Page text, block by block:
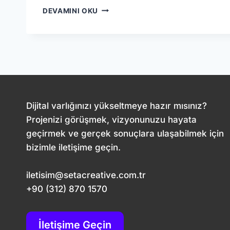
DEVAMINI OKU SOSYAL
Dijital varlığınızı yükseltmeye hazır mısınız?
Projenizi görüşmek, vizyonunuzu hayata
geçirmek ve gerçek sonuçlara ulaşabilmek için
bizimle iletişime geçin.
iletisim@setacreative.com.tr
+90 (312) 870 1570
İletişime Geçin